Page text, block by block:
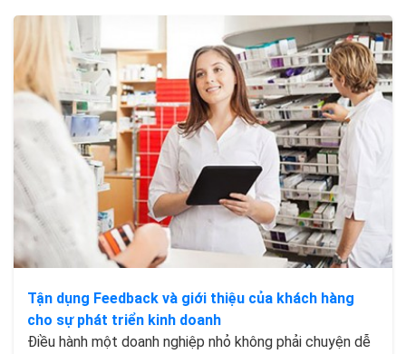
Tận dụng Feedback và giới thiệu của khách hàng
cho sự phát triển kinh doanh
Điều hành một doanh nghiệp nhỏ không phải chuyện dễ